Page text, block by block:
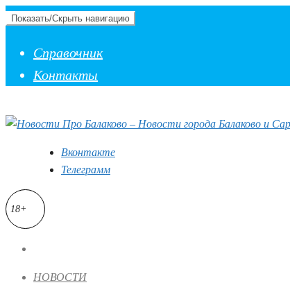
Показать/Скрыть навигацию
Справочник
Контакты
Вконтакте
Телеграмм
18+
НОВОСТИ